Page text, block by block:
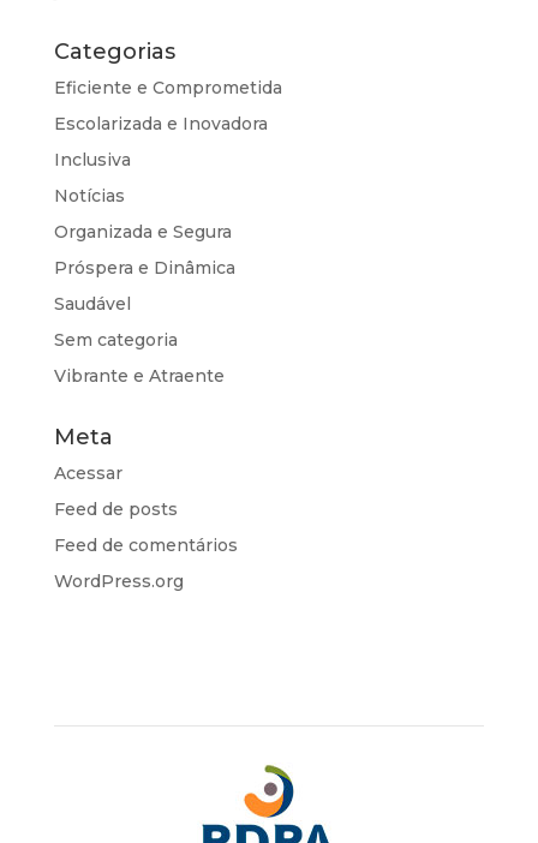
Categorias
Eficiente e Comprometida
Escolarizada e Inovadora
Inclusiva
Notícias
Organizada e Segura
Próspera e Dinâmica
Saudável
Sem categoria
Vibrante e Atraente
Meta
Acessar
Feed de posts
Feed de comentários
WordPress.org